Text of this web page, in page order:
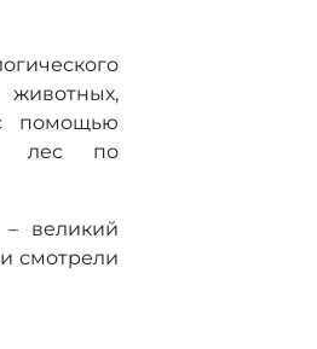
помощью
лес по
великий
смотрели